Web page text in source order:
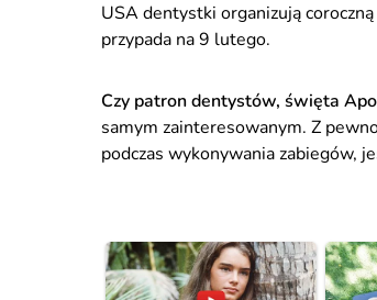
USA dentystki organizują
przypada na 9 lutego.
Czy patron dentystów, święta
samym zainteresowanym. Z
podczas wykonywania zabiegów,